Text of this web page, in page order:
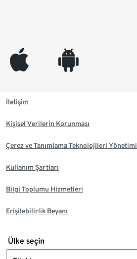
appleinc android
İletişim
Kişisel Verilerin Korunması
Çerez ve Tanımlama Teknolojileri Yönetimi
Kullanım Şartları
Bilgi Toplumu Hizmetleri
Erişilebilirlik Beyanı
Ülke seçin